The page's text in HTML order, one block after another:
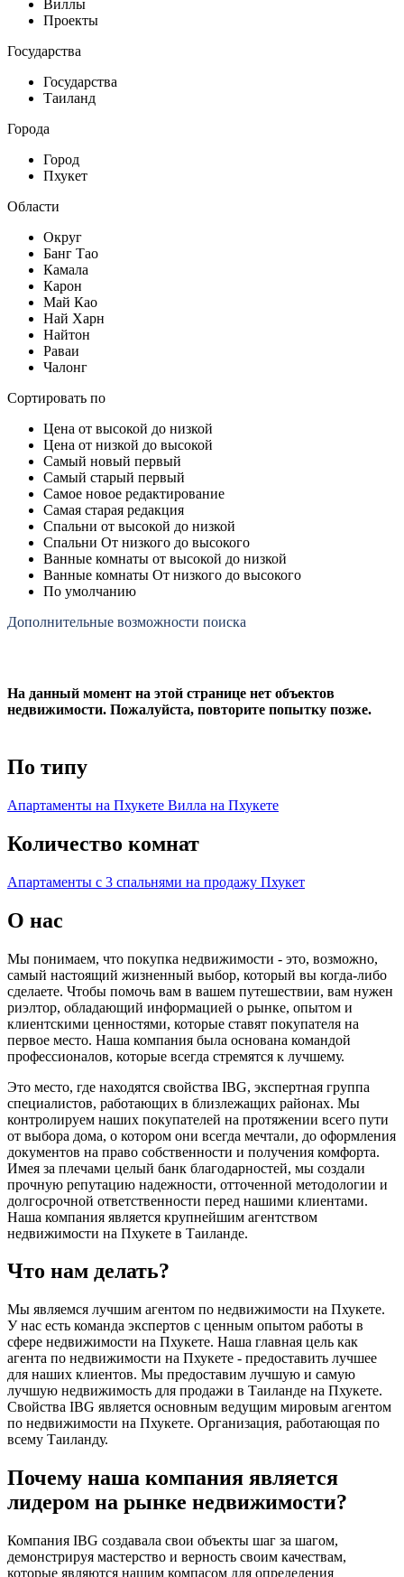
О нас
Мы понимаем, что покупка недвижимости - это, возможно,
самый настоящий жизненный выбор, который вы когда-либо
сделаете. Чтобы помочь вам в вашем путешествии, вам нужен
риэлтор, обладающий информацией о рынке, опытом и
клиентскими ценностями, которые ставят покупателя на
первое место. Наша компания была основана командой
профессионалов, которые всегда стремятся к лучшему.
Это место, где находятся свойства IBG, экспертная группа
специалистов, работающих в близлежащих районах. Мы
контролируем наших покупателей на протяжении всего пути
от выбора дома, о котором они всегда мечтали, до оформления
документов на право собственности и получения комфорта.
Имея за плечами целый банк благодарностей, мы создали
прочную репутацию надежности, отточенной методологии и
долгосрочной ответственности перед нашими клиентами.
Наша компания является крупнейшим агентством
недвижимости на Пхукете в Таиланде.
Что нам делать?
Мы являемся лучшим агентом по недвижимости на Пхукете.
У нас есть команда экспертов с ценным опытом работы в
сфере недвижимости на Пхукете. Наша главная цель как
агента по недвижимости на Пхукете - предоставить лучшее
для наших клиентов. Мы предоставим лучшую и самую
лучшую недвижимость для продажи в Таиланде на Пхукете.
Свойства IBG является основным ведущим мировым агентом
по недвижимости на Пхукете. Организация, работающая по
всему Таиланду.
Почему наша компания является
лидером на рынке недвижимости?
Компания IBG создавала свои объекты шаг за шагом,
демонстрируя мастерство и верность своим качествам,
которые являются нашим компасом для определения
Виллы
Проекты
Государства
Государства
Таиланд
Города
Город
Пхукет
Области
Округ
Банг Тао
Камала
Карон
Май Као
Най Харн
Найтон
Раваи
Чалонг
Сортировать по
Цена от высокой до низкой
Цена от низкой до высокой
Самый новый первый
Самый старый первый
Самое новое редактирование
Самая старая редакция
Спальни от высокой до низкой
Спальни От низкого до высокого
Ванные комнаты от высокой до низкой
Ванные комнаты От низкого до высокого
По умолчанию
Дополнительные возможности поиска
На данный момент на этой странице нет объектов
недвижимости. Пожалуйста, повторите попытку позже.
По типу
Апартаменты на Пхукете Вилла на Пхукете
Количество комнат
Апартаменты с 3 спальнями на продажу Пхукет